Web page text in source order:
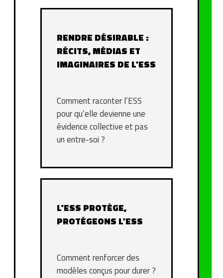
RENDRE DÉSIRABLE :
RÉCITS, MÉDIAS ET
IMAGINAIRES DE L'ESS
Comment raconter l’ESS
pour qu’elle devienne une
évidence collective et pas
un entre-soi ?
L'ESS PROTÈGE,
PROTÉGEONS L'ESS
Comment renforcer des
modèles conçus pour durer ?